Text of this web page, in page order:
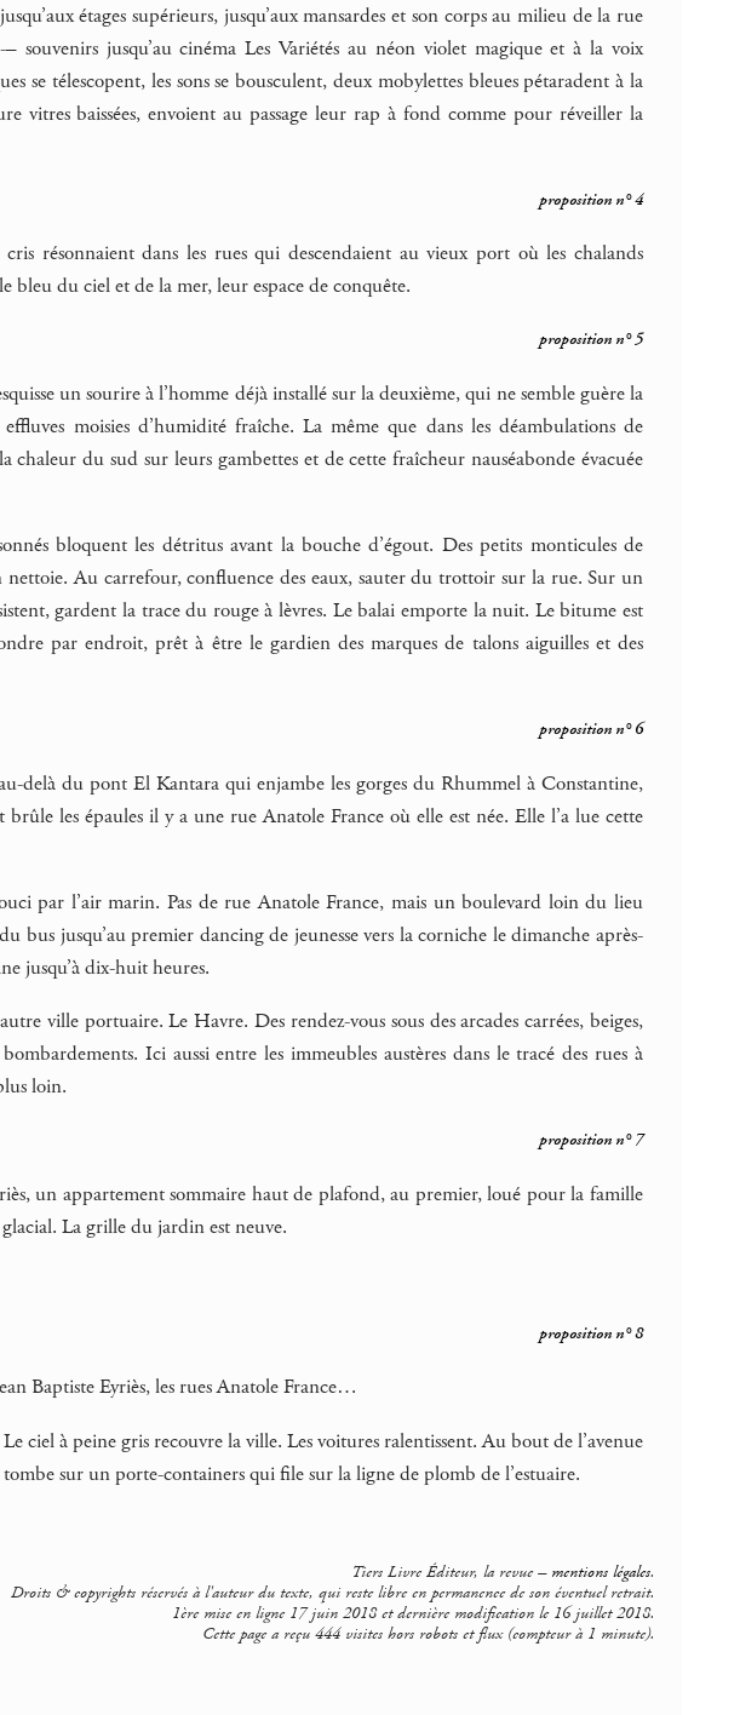
étages supérieurs, jusqu’aux mansardes et son corps au milieu de la rue
souvenirs jusqu’au cinéma Les Variétés au néon violet magique et à la voix
se télescopent, les sons se bousculent, deux mobylettes bleues pétaradent à la
vitres baissées, envoient au passage leur rap à fond comme pour réveiller la
proposition n° 4
résonnaient dans les rues qui descendaient au vieux port où les chalands
du ciel et de la mer, leur espace de conquête.
proposition n° 5
un sourire à l’homme déjà installé sur la deuxième, qui ne semble guère la
moisies d’humidité fraîche. La même que dans les déambulations de
chaleur du sud sur leurs gambettes et de cette fraîcheur nauséabonde évacuée
bloquent les détritus avant la bouche d’égout. Des petits monticules de
nettoie. Au carrefour, confluence des eaux, sauter du trottoir sur la rue. Sur un
gardent la trace du rouge à lèvres. Le balai emporte la nuit. Le bitume est
par endroit, prêt à être le gardien des marques de talons aiguilles et des
proposition n° 6
delà du pont El Kantara qui enjambe les gorges du Rhummel à Constantine,
les épaules il y a une rue Anatole France où elle est née. Elle l’a lue cette
par l’air marin. Pas de rue Anatole France, mais un boulevard loin du lieu
bus jusqu’au premier dancing de jeunesse vers la corniche le dimanche après-
jusqu’à dix-huit heures.
ville portuaire. Le Havre. Des rendez-vous sous des arcades carrées, beiges,
Ici aussi entre les immeubles austères dans le tracé des rues à
loin.
proposition n° 7
un appartement sommaire haut de plafond, au premier, loué pour la famille
La grille du jardin est neuve.
proposition n° 8
Baptiste Eyriès, les rues Anatole France…
ciel à peine gris recouvre la ville. Les voitures ralentissent. Au bout de l’avenue
sur un porte-containers qui file sur la ligne de plomb de l’estuaire.
Tiers Livre Éditeur, la revue – mentions légales.
Droits & copyrights réservés à l'auteur du texte, qui reste libre en permanence de son éventuel retrait.
1ère mise en ligne 17 juin 2018 et dernière modification le 16 juillet 2018.
Cette page a reçu 444 visites hors robots et flux (compteur à 1 minute).